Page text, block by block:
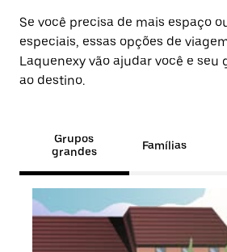
Se você precisa de mais espaço
especiais, essas opções de
Laquenexy vão ajudar você e seu
ao destino.
Grupos
grandes
Famílias